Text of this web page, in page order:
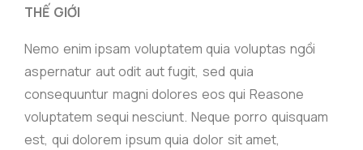
THẾ GIỚI
Nemo enim ipsam voluptatem quia voluptas ngồi
aspernatur aut odit aut fugit, sed quia
consequuntur magni dolores eos qui Reasone
voluptatem sequi nesciunt. Neque porro quisquam
est, qui dolorem ipsum quia dolor sit amet,